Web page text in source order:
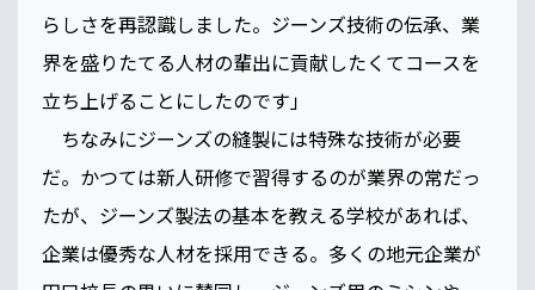
らしさを再認識しました。ジーンズ技術の伝承、業
界を盛りたてる人材の輩出に貢献したくてコースを
立ち上げることにしたのです」
ちなみにジーンズの縫製には特殊な技術が必要
だ。かつては新人研修で習得するのが業界の常だっ
たが、ジーンズ製法の基本を教える学校があれば、
企業は優秀な人材を採用できる。多くの地元企業が